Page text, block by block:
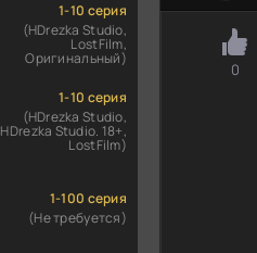
1-10 серия
(HDrezka Studio,
LostFilm,
Оригинальный)
1-10 серия
(HDrezka Studio,
HDrezka Studio. 18+,
LostFilm)
1-100 серия
(Не требуется)
0